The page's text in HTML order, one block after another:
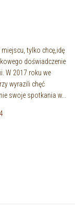
tylko chcę,idę
doświadczenie
W 2017 roku we
wyrazili chęć
swoje spotkania w...